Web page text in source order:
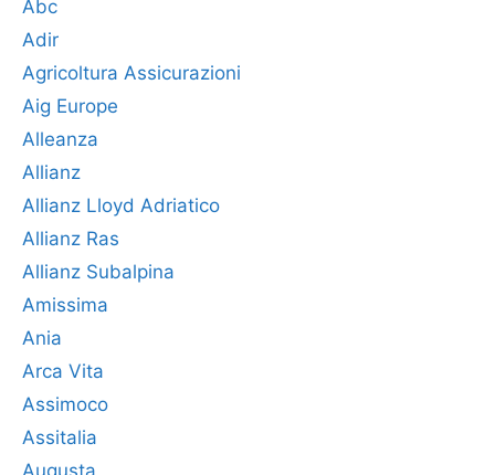
Abc
Adir
Agricoltura Assicurazioni
Aig Europe
Alleanza
Allianz
Allianz Lloyd Adriatico
Allianz Ras
Allianz Subalpina
Amissima
Ania
Arca Vita
Assimoco
Assitalia
Augusta